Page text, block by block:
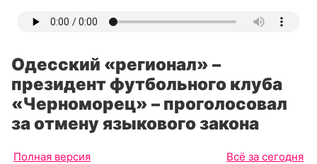
Одесский «регионал» –
президент футбольного клуба
«Черноморец» – проголосовал
за отмену языкового закона
Полная версия Всё за сегодня